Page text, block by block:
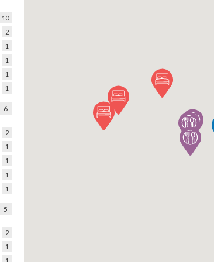
10
2
1
1
1
1
6
2
1
1
1
1
5
2
1
per tutti i visitatori che desidereranno
e nelle sue vicinanze. Progettato per offrire
consentendo loro di scoprire ed
le tradizioni e la cultura del territorio